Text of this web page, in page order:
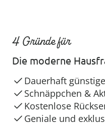
4 Gründe für
Die moderne
Dauerhaft
Schnäppchen &
Kostenlose
Geniale und